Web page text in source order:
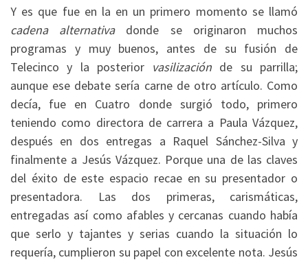
Y es que fue en la en un primero momento se llamó
cadena alternativa donde se originaron muchos
programas y muy buenos, antes de su fusión de
Telecinco y la posterior vasilización de su parrilla;
aunque ese debate sería carne de otro artículo. Como
decía, fue en Cuatro donde surgió todo, primero
teniendo como directora de carrera a Paula Vázquez,
después en dos entregas a Raquel Sánchez-Silva y
finalmente a Jesús Vázquez. Porque una de las claves
del éxito de este espacio recae en su presentador o
presentadora. Las dos primeras, carismáticas,
entregadas así como afables y cercanas cuando había
que serlo y tajantes y serias cuando la situación lo
requería, cumplieron su papel con excelente nota. Jesús